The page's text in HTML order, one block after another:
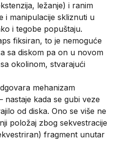
ležanje) i ranim
i manipulacije skliznuti u
i tegobe popuštaju.
fiksiran, to je nemoguće
sa diskom pa on u novom
okolinom, stvarajući
mehanizam
nastaje kada se gubi veze
od diska. Ono se više ne
položaj zbog sekvestracije
fragment unutar